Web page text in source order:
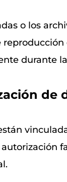
o los
durante
de